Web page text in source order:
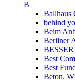
B
Ballhaus
behind
Beim
Berliner
Best
Best
Beton.